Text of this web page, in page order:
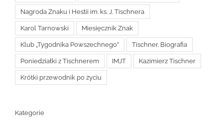
Nagroda Znaku i Hestii im. ks. J. Tischnera
Karol Tarnowski Miesięcznik Znak
Klub „Tygodnika Powszechnego” Tischner. Biografia
Poniedziałki z Tischnerem IMJT Kazimierz Tischner
Krótki przewodnik po życiu
Kategorie